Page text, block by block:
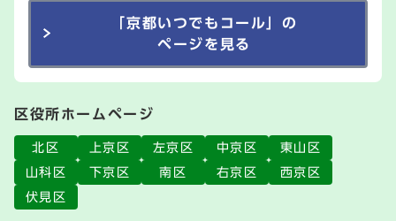
「京都いつでもコール」の
ページを見る
区役所ホームページ
北区 上京区 左京区 中京区
東山区
山科区
下京区 南区 右京区
西京区
伏見区